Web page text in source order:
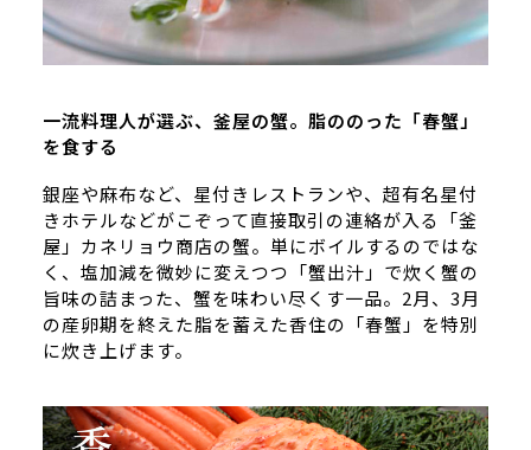
一流料理人が選ぶ、釜屋の蟹。脂ののった「春蟹」
を食する
銀座や麻布など、星付きレストランや、超有名星付
きホテルなどがこぞって直接取引の連絡が入る「釜
屋」カネリョウ商店の蟹。単にボイルするのではな
く、塩加減を微妙に変えつつ「蟹出汁」で炊く蟹の
旨味の詰まった、蟹を味わい尽くす一品。2月、3月
の産卵期を終えた脂を蓄えた香住の「春蟹」を特別
に炊き上げます。